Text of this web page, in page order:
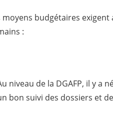
moyens budgétaires
:
niveau de la DGAFP, il y a
bon suivi des dossiers et